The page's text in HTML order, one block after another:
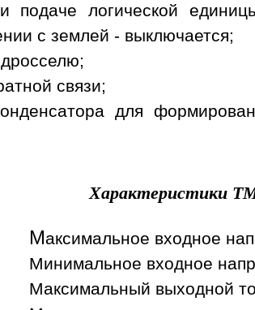
подаче логической
с землей - выключается;
связи;
для
Характеристики
Максимальное входное
Минимальное входное
Максимальный выходной